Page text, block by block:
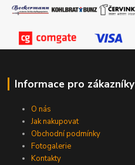
Informace pro zákazníky
O nás
Jak nakupovat
Obchodní podmínky
Fotogalerie
Kontakty